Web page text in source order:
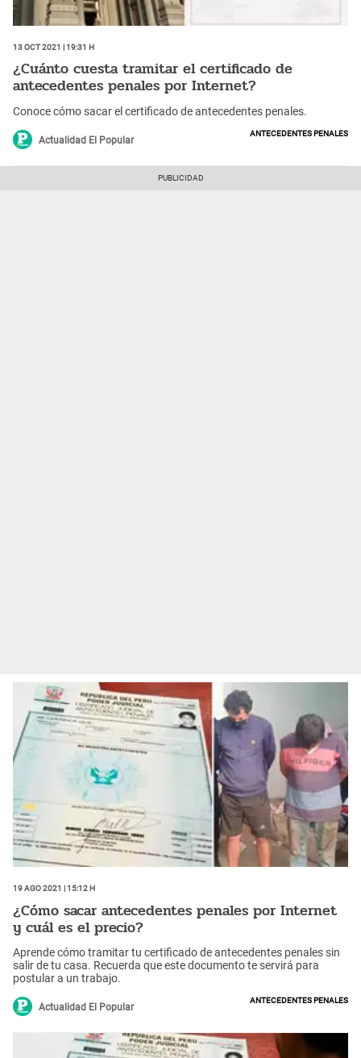
13 Oct 2021 | 19:31 h
¿Cuánto cuesta tramitar el certificado de
antecedentes penales por Internet?
Conoce cómo sacar el certificado de antecedentes penales.
Actualidad El Popular
Antecedentes penales
19 Ago 2021 | 15:12 h
¿Cómo sacar antecedentes penales por Internet
y cuál es el precio?
Aprende cómo tramitar tu certificado de antecedentes penales sin
salir de tu casa. Recuerda que este documento te servirá para
postular a un trabajo.
Actualidad El Popular
Antecedentes penales